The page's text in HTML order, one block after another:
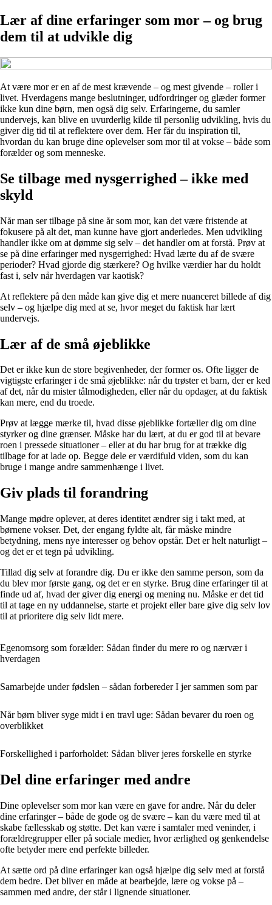
Lær af dine erfaringer som mor – og brug
dem til at udvikle dig
At være mor er en af de mest krævende – og mest givende – roller i
livet. Hverdagens mange beslutninger, udfordringer og glæder former
ikke kun dine børn, men også dig selv. Erfaringerne, du samler
undervejs, kan blive en uvurderlig kilde til personlig udvikling, hvis du
giver dig tid til at reflektere over dem. Her får du inspiration til,
hvordan du kan bruge dine oplevelser som mor til at vokse – både som
forælder og som menneske.
Se tilbage med nysgerrighed – ikke med
skyld
Når man ser tilbage på sine år som mor, kan det være fristende at
fokusere på alt det, man kunne have gjort anderledes. Men udvikling
handler ikke om at dømme sig selv – det handler om at forstå. Prøv at
se på dine erfaringer med nysgerrighed: Hvad lærte du af de svære
perioder? Hvad gjorde dig stærkere? Og hvilke værdier har du holdt
fast i, selv når hverdagen var kaotisk?
At reflektere på den måde kan give dig et mere nuanceret billede af dig
selv – og hjælpe dig med at se, hvor meget du faktisk har lært
undervejs.
Lær af de små øjeblikke
Det er ikke kun de store begivenheder, der former os. Ofte ligger de
vigtigste erfaringer i de små øjeblikke: når du trøster et barn, der er ked
af det, når du mister tålmodigheden, eller når du opdager, at du faktisk
kan mere, end du troede.
Prøv at lægge mærke til, hvad disse øjeblikke fortæller dig om dine
styrker og dine grænser. Måske har du lært, at du er god til at bevare
roen i pressede situationer – eller at du har brug for at trække dig
tilbage for at lade op. Begge dele er værdifuld viden, som du kan
bruge i mange andre sammenhænge i livet.
Giv plads til forandring
Mange mødre oplever, at deres identitet ændrer sig i takt med, at
børnene vokser. Det, der engang fyldte alt, får måske mindre
betydning, mens nye interesser og behov opstår. Det er helt naturligt –
og det er et tegn på udvikling.
Tillad dig selv at forandre dig. Du er ikke den samme person, som da
du blev mor første gang, og det er en styrke. Brug dine erfaringer til at
finde ud af, hvad der giver dig energi og mening nu. Måske er det tid
til at tage en ny uddannelse, starte et projekt eller bare give dig selv lov
til at prioritere dig selv lidt mere.
Egenomsorg som forælder: Sådan finder du mere ro og nærvær i
hverdagen
Samarbejde under fødslen – sådan forbereder I jer sammen som par
Når børn bliver syge midt i en travl uge: Sådan bevarer du roen og
overblikket
Forskellighed i parforholdet: Sådan bliver jeres forskelle en styrke
Del dine erfaringer med andre
Dine oplevelser som mor kan være en gave for andre. Når du deler
dine erfaringer – både de gode og de svære – kan du være med til at
skabe fællesskab og støtte. Det kan være i samtaler med veninder, i
forældregrupper eller på sociale medier, hvor ærlighed og genkendelse
ofte betyder mere end perfekte billeder.
At sætte ord på dine erfaringer kan også hjælpe dig selv med at forstå
dem bedre. Det bliver en måde at bearbejde, lære og vokse på –
sammen med andre, der står i lignende situationer.